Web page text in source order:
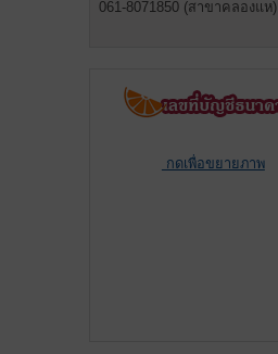
061-8071850 (สาขาคลองแห)
กดเพื่อขยายภาพ